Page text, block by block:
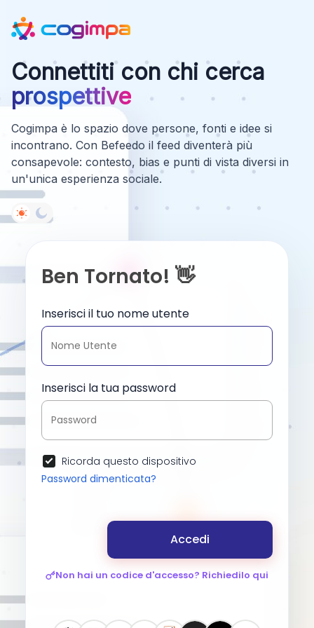
Connettiti con chi cerca
prospettive
Cogimpa è lo spazio dove persone, fonti e idee si
incontrano. Con Befeedo il feed diventerà più
consapevole: contesto, bias e punti di vista diversi in
un'unica esperienza sociale.
Ben Tornato! 👋
Inserisci il tuo nome utente
Inserisci la tua password
Ricorda questo dispositivo
Password dimenticata?
Accedi
Non hai un codice d'accesso? Richiedilo qui